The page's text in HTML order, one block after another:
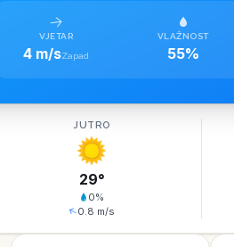
VJETAR
4 m/sZapad
VLAŽNOST
55%
JUTRO
29°
0%
0.8 m/s